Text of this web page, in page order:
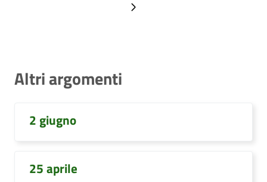
Pagina successiva
Altri argomenti
2 giugno
25 aprile